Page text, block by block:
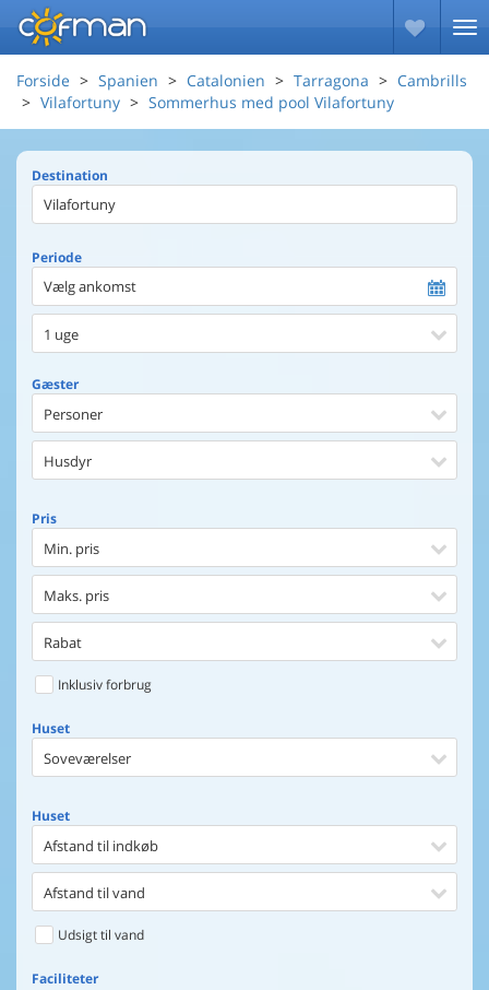
Forside Spanien Catalonien Tarragona
Cambrills
Vilafortuny
Sommerhus med pool Vilafortuny
Destination
Periode
Vælg ankomst
1 uge
Gæster
Personer
Husdyr
Pris
Min. pris
Maks. pris
Rabat
Inklusiv forbrug
Huset
Soveværelser
Huset
Afstand til indkøb
Afstand til vand
Udsigt til vand
Faciliteter